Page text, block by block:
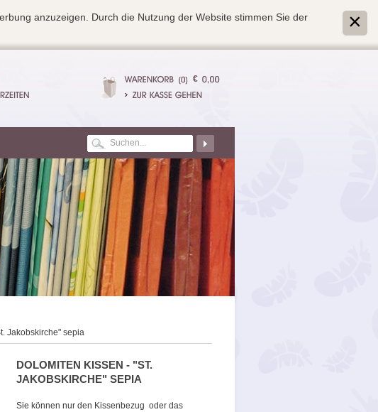
anzuzeigen. Durch die Nutzung der Website stimmen Sie der
Jakobskirche" sepia
DOLOMITEN KISSEN - "ST.
JAKOBSKIRCHE" SEPIA
Sie können nur den Kissenbezug oder das
€